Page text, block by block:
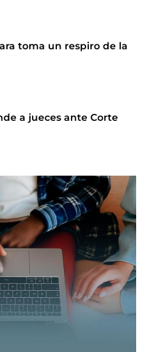
toma un respiro de la
a jueces ante Corte